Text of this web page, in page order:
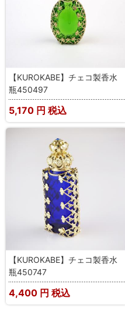
【KUROKABE】チェコ製香水
瓶450497
5,170 円 税込
【KUROKABE】チェコ製香水
瓶450747
4,400 円 税込